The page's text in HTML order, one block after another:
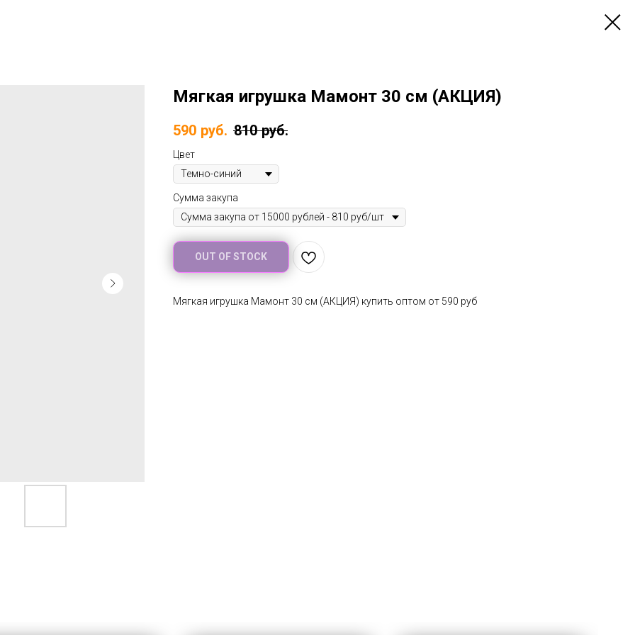
Мягкая игрушка Мамонт 30 см (АКЦИЯ)
590 руб. 810 руб.
Цвет
Cумма закупа
OUT OF STOCK
Мягкая игрушка Мамонт 30 см (АКЦИЯ) купить оптом от 590 руб